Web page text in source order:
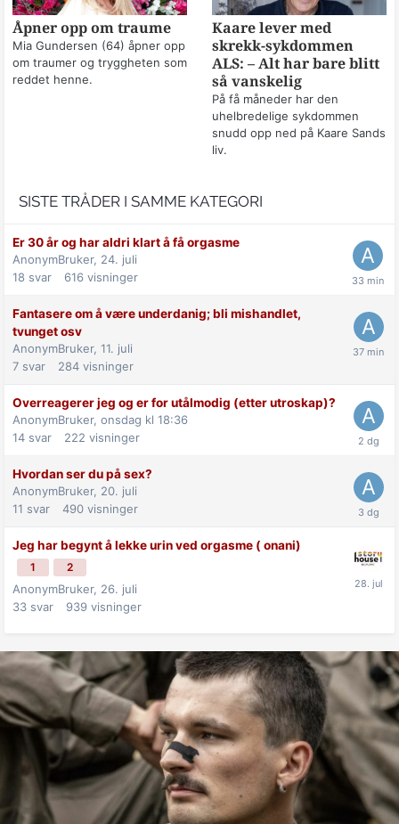
Åpner opp om traume
Mia Gundersen (64) åpner opp
om traumer og tryggheten som
reddet henne.
Kaare lever med
skrekk-sykdommen
ALS: – Alt har bare blitt
så vanskelig
På få måneder har den
uhelbredelige sykdommen
snudd opp ned på Kaare Sands
liv.
SISTE TRÅDER I SAMME KATEGORI
Er 30 år og har aldri klart å få orgasme
AnonymBruker, 24. juli
18 svar 616 visninger
Fantasere om å være underdanig; bli mishandlet,
tvunget osv
AnonymBruker, 11. juli
7 svar 284 visninger
Overreagerer jeg og er for utålmodig (etter utroskap)?
AnonymBruker, onsdag kl 18:36
14 svar 222 visninger
Hvordan ser du på sex?
AnonymBruker, 20. juli
11 svar 490 visninger
Jeg har begynt å lekke urin ved orgasme ( onani)
1 2
AnonymBruker, 26. juli
33 svar 939 visninger